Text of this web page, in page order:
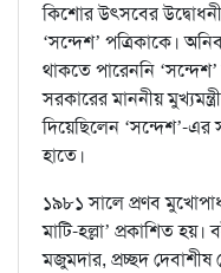
কিশোর উৎসবের উদ্বোধনী
‘সন্দেশ’ পত্রিকাকে।
থাকতে পারেননি
সরকারের মাননীয়
দিয়েছিলেন ‘সন্দেশ’-এর
হাতে।
১৯৮১ সালে প্রণব
মাটি-হল্লা’ প্রকাশিত
মজুমদার, প্রচ্ছদ